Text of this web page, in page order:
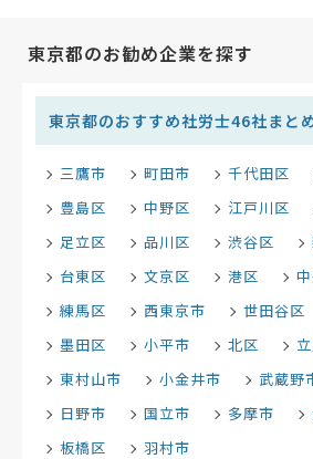
東京都のお勧め企業を探す
東京都のおすすめ社労士46社まと
三鷹市 町田市 千代田区
豊島区
中野区 江戸川区
足立区
品川区 渋谷区
台東区
文京区 港区
練馬区
西東京市 世田谷区
墨田区
小平市 北区
東村山市
小金井市 武蔵野
日野市
国立市 多摩市
板橋区
羽村市